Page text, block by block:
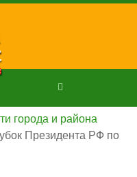
города и района
Президента РФ по